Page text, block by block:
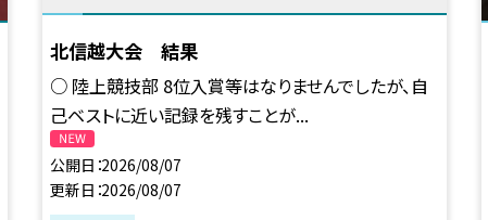
北信越大会 結果
○ 陸上競技部 8位入賞等はなりませんでしたが、自
己ベストに近い記録を残すことが...
公開日 2026/08/07
更新日 2026/08/07